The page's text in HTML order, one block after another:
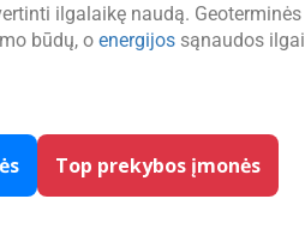
ilgalaikę naudą.
būdų, o energijos sąnaudos
Top prekybos įmonės